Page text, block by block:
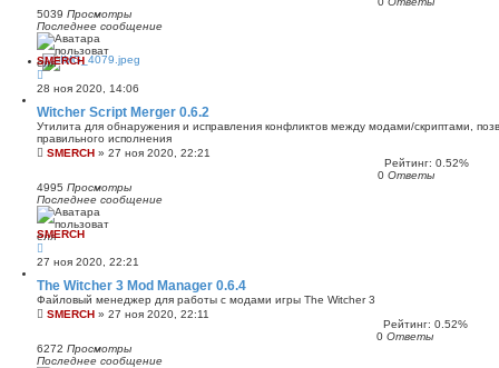
5039 Просмотры
Последнее сообщение
SMERCH
28 ноя 2020, 14:06
Witcher Script Merger 0.6.2
Утилита для обнаружения и исправления конфликтов между модами/скриптами,
правильного исполнения
SMERCH » 27 ноя 2020, 22:21
Рейтинг: 0.52%
0 Ответы
4995 Просмотры
Последнее сообщение
SMERCH
27 ноя 2020, 22:21
The Witcher 3 Mod Manager 0.6.4
Файловый менеджер для работы с модами игры The Witcher 3
SMERCH » 27 ноя 2020, 22:11
Рейтинг: 0.52%
0 Ответы
6272 Просмотры
Последнее сообщение